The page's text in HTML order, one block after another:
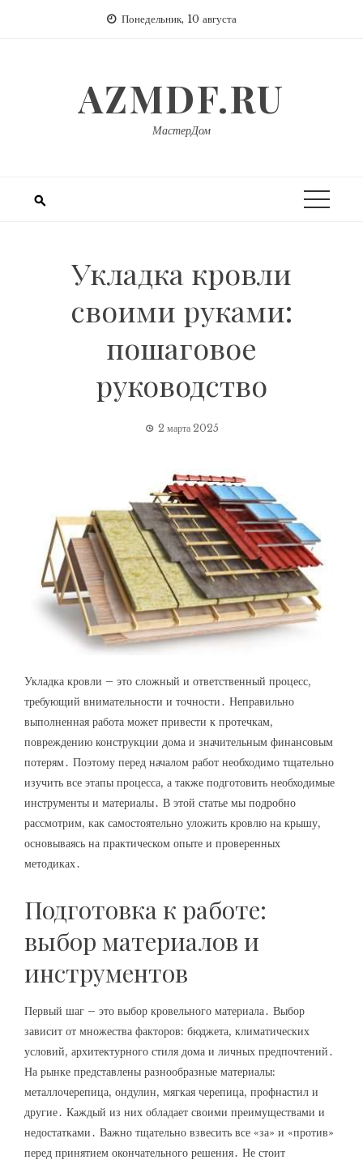
Понедельник, 10 августа
AZMDF.RU
МастерДом
Укладка кровли
своими руками:
пошаговое
руководство
2 марта 2025
Укладка кровли – это сложный и ответственный процесс,
требующий внимательности и точности․ Неправильно
выполненная работа может привести к протечкам,
повреждению конструкции дома и значительным финансовым
потерям․ Поэтому перед началом работ необходимо тщательно
изучить все этапы процесса, а также подготовить необходимые
инструменты и материалы․ В этой статье мы подробно
рассмотрим, как самостоятельно уложить кровлю на крышу,
основываясь на практическом опыте и проверенных
методиках․
Подготовка к работе:
выбор материалов и
инструментов
Первый шаг – это выбор кровельного материала․ Выбор
зависит от множества факторов: бюджета, климатических
условий, архитектурного стиля дома и личных предпочтений․
На рынке представлены разнообразные материалы:
металлочерепица, ондулин, мягкая черепица, профнастил и
другие․ Каждый из них обладает своими преимуществами и
недостатками․ Важно тщательно взвесить все «за» и «против»
перед принятием окончательного решения․ Не стоит